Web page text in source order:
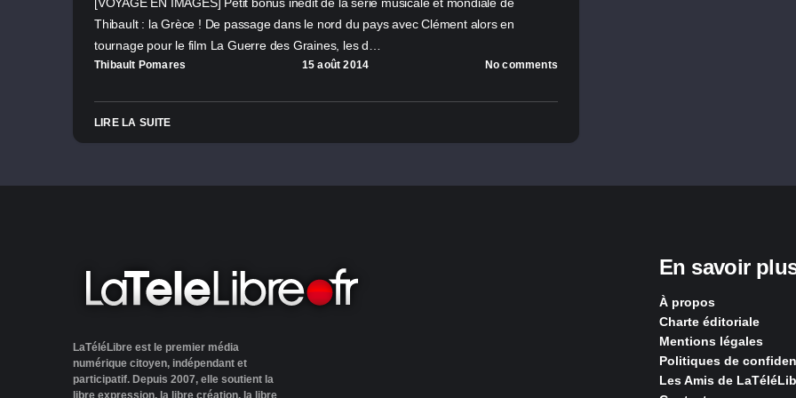
Thibault : la Grèce ! De passage dans le nord du pays avec Clément alors en
tournage pour le film La Guerre des Graines, les d…
Thibault Pomares 15 août 2014 No comments
LIRE LA SUITE
LaTéléLibre est le premier média
numérique citoyen, indépendant et
participatif. Depuis 2007, elle soutient la
En savoir
À propos
Charte éditoriale
Mentions légales
Politiques de
Les Amis de